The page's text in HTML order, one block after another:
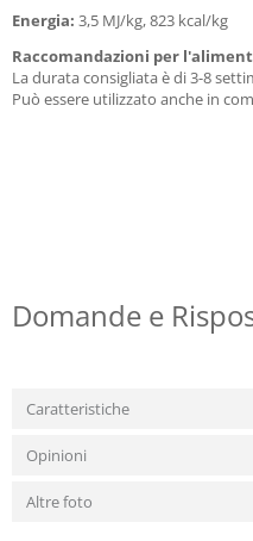
Energia: 3,5 MJ/kg, 823 kcal/kg
Raccomandazioni per
La durata consigliata è di 3-8
Può essere utilizzato anche in
Domande e
Caratteristiche
Opinioni
Altre foto